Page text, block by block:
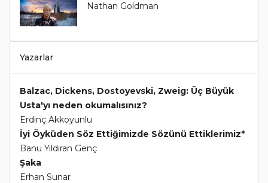
Nathan Goldman
Yazarlar
Balzac, Dickens, Dostoyevski, Zweig: Üç Büyük
Usta'yı neden okumalısınız?
Erdinç Akkoyunlu
İyi Öyküden Söz Ettiğimizde Sözünü Ettiklerimiz*
Banu Yıldıran Genç
Şaka
Erhan Sunar